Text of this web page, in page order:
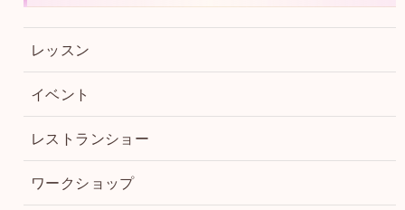
レッスン
イベント
レストランショー
ワークショップ